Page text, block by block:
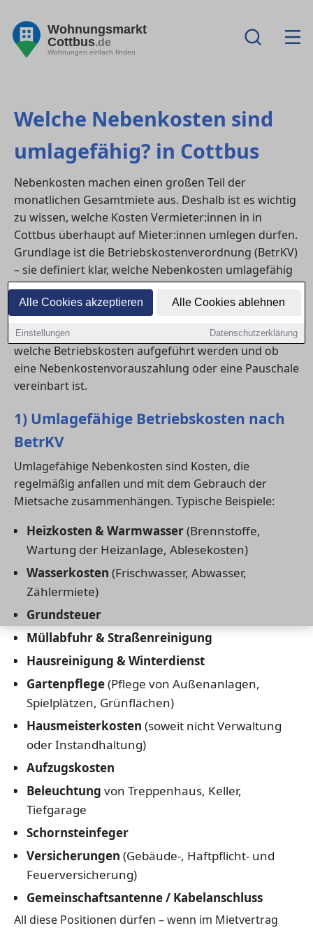
Alle Cookies akzeptieren Alle Cookies ablehnen
Einstellungen Datenschutzerklärung
Wohnungsmarkt
Cottbus.de
Wohnungen einfach finden
Welche Nebenkosten sind
umlagefähig? in Cottbus
Nebenkosten machen einen großen Teil der
monatlichen Gesamtmiete aus. Deshalb ist es wichtig
zu wissen, welche Kosten Vermieter:innen in in
Cottbus überhaupt auf Mieter:innen umlegen dürfen.
Grundlage ist die Betriebskostenverordnung (BetrKV)
– sie definiert klar, welche Nebenkosten umlagefähig
sind und welche nicht.
Wer eine neuewohnung in Cottbus
schon beim Abschluss des Mietvertrags prüfen,
welche Betriebskosten aufgeführt werden und ob
eine Nebenkostenvorauszahlung oder eine Pauschale
vereinbart ist.
1) Umlagefähige Betriebskosten nach
BetrKV
Umlagefähige Nebenkosten sind Kosten, die
regelmäßig anfallen und mit dem Gebrauch der
Mietsache zusammenhängen. Typische Beispiele:
Heizkosten & Warmwasser(Brennstoffe,
Wartung der Heizanlage, Ablesekosten)
Wasserkosten (Frischwasser, Abwasser,
Zählermiete)
Grundsteuer
Müllabfuhr & Straßenreinigung
Hausreinigung & Winterdienst
Gartenpflege(Pflege von Außenanlagen,
Spielplätzen, Grünflächen)
Hausmeisterkosten (soweit nicht Verwaltung
oder Instandhaltung)
Aufzugskosten
Beleuchtung von Treppenhaus, Keller,
Tiefgarage
Schornsteinfeger
Versicherungen (Gebäude-, Haftpflicht- und
Feuerversicherung)
Gemeinschaftsantenne / Kabelanschluss
All diese Positionen dürfen – wenn im Mietvertrag